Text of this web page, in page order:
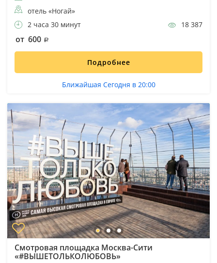
отель «Ногай»
2 часа 30 минут
18 387
от 600
Подробнее
Ближайшая Сегодня в 20:00
Смотровая площадка Москва-Сити
«#ВЫШЕТОЛЬКОЛЮБОВЬ»